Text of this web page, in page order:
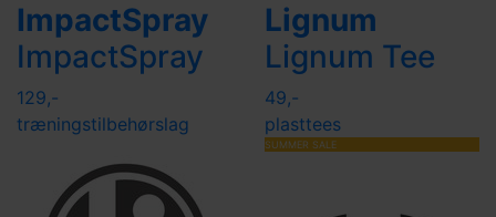
ImpactSpray
ImpactSpray
129,-
træningstilbehørslag
Lignum
Lignum Tee
49,-
plasttees
SUMMER SALE